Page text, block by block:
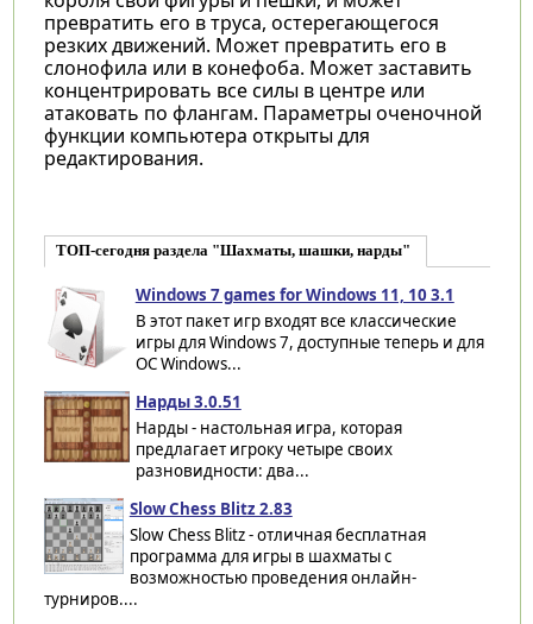
превратить его в труса, остерегающегося
резких движений. Может превратить его в
слонофила или в конефоба. Может заставить
концентрировать все силы в центре или
атаковать по флангам. Параметры оченочной
функции компьютера открыты для
редактирования.
ТОП-сегодня раздела "Шахматы, шашки, нарды"
Windows 7 games for Windows 11, 10 3.1
В этот пакет игр входят все классические
игры для Windows 7, доступные теперь и для
ОС Windows...
Нарды 3.0.51
Нарды - настольная игра, которая
предлагает игроку четыре своих
разновидности: два...
Slow Chess Blitz 2.83
Slow Chess Blitz - отличная бесплатная
программа для игры в шахматы с
возможностью проведения онлайн-
турниров....